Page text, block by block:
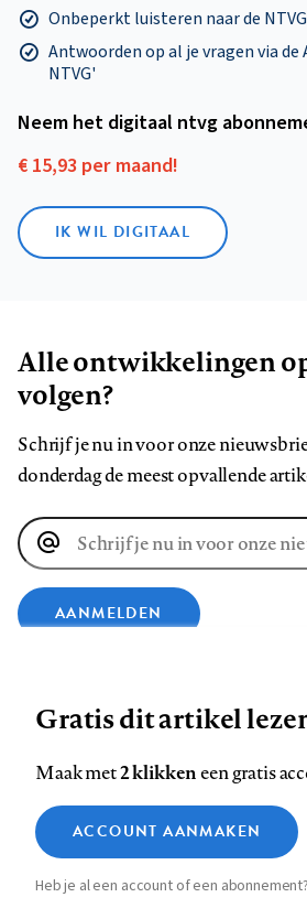
Onbeperkt luisteren naar de
Antwoorden op al je vragen via
NTVG'
Neem het digitaal ntvg
€ 15,93 per maand!
IK WIL DIGITAAL
Alle ontwikkelingen
volgen?
Schrijf je nu in voor onze
donderdag de meest opvallende
E-
mailadres
AANMELDEN
op
Facebook
op
LinkedIn
op
Bluesky
ons
op
Instagram
Footer
Contact Colofon Disclaimer Privacy
Medische
betrouwbare
Zie onze cookie policy
Analytische cookies
Marketing cookies
Gratis dit artikel
Maak met2 klikkeneen gratis
ACCOUNT AANMAKEN
Heb je al een account of een